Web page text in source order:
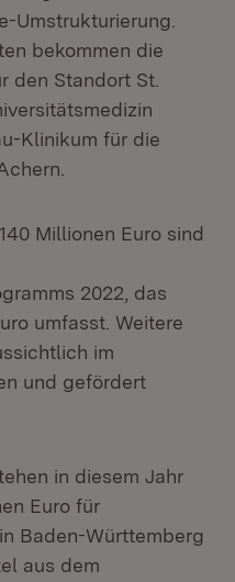
Umstrukturierung.
bekommen die
den Standort St.
Klinikum für die
Millionen Euro sind
2022, das
umfasst. Weitere
im
und gefördert
in diesem Jahr
Euro für
Baden-Württemberg
aus dem